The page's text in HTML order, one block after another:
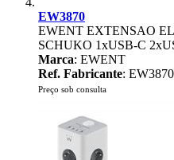
EW3870
EWENT EXTENSAO
SCHUKO 1xUSB-C
Marca: EWENT
Ref. Fabricante: EW3870
Preço sob consulta